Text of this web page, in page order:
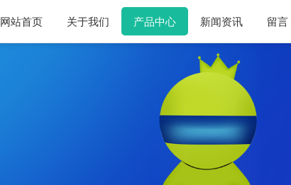
网站首页 关于我们 产品中心 新闻资讯 留言